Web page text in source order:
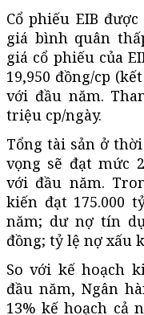
Cổ phiếu EIB
giá bình quân
giá cổ phiếu của
19,950 đồng/cp
với đầu năm.
triệu cp/ngày.
Tổng tài sản ở
vọng sẽ đạt mức
với đầu năm.
kiến đạt 175.000
năm; dư nợ tín
đồng; tỷ lệ nợ xấu
So với kế hoạch
đầu năm, Ngân
13% kế hoạch cả